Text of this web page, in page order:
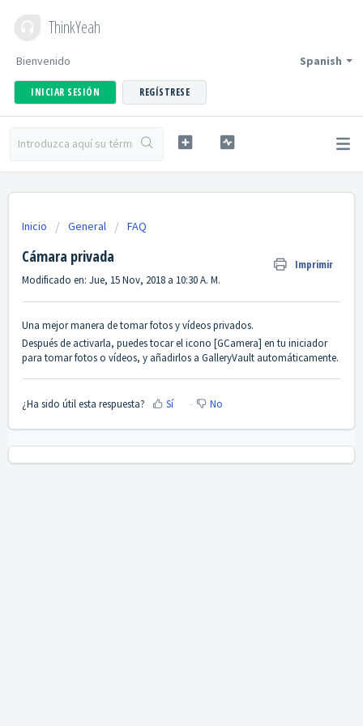
ThinkYeah
Spanish
Bienvenido
INICIAR SESIÓN REGÍSTRESE
Inicio General FAQ
Cámara privada Imprimir
Modificado en: Jue, 15 Nov, 2018 a 10:30 A. M.
Una mejor manera de tomar fotos y vídeos privados.
Después de activarla, puedes tocar el icono [GCamera] en tu iniciador
para tomar fotos o vídeos, y añadirlos a GalleryVault automáticamente.
¿Ha sido útil esta respuesta? Sí No